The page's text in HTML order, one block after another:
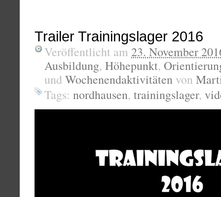
Trailer Trainingslager 2016
Veröffentlicht am 23. November
Ausbildung, Höhepunkt,
und Wochenendaktivitäten von
Tags: nordhausen, trainingslager,